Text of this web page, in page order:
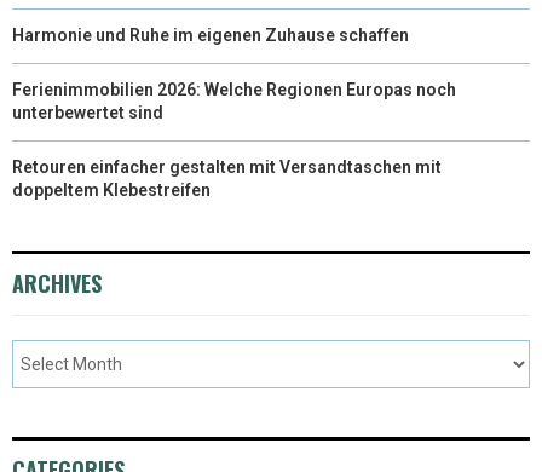
Harmonie und Ruhe im eigenen Zuhause schaffen
Ferienimmobilien 2026: Welche Regionen Europas noch
unterbewertet sind
Retouren einfacher gestalten mit Versandtaschen mit
doppeltem Klebestreifen
ARCHIVES